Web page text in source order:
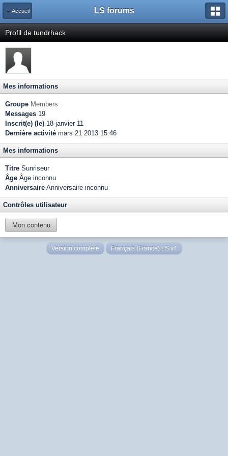
← Accueil LS forums
Profil de tundrhack
Mes informations
Groupe Members
Messages 19
Inscrit(e) (le) 18-janvier 11
Dernière activité mars 21 2013 15:46
Mes informations
Titre Sunriseur
Âge Âge inconnu
Anniversaire Anniversaire inconnu
Contrôles utilisateur
Mon contenu
Version complète Français (France) LS v4